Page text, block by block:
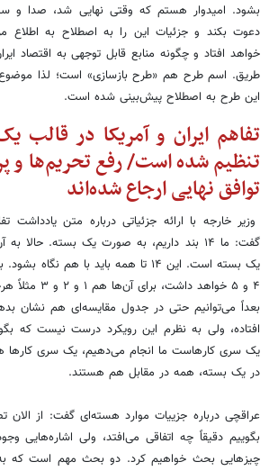
بشود. امیدوار هستم که وقتی نهایی شد، صدا و
دعوت بکند و جزئیات این را به اصطلاح به اطلاع
خواهد افتاد و چگونه منابع قابل توجهی به اقتصاد
طریق. اسم طرح هم «طرح بازسازی» است؛ لذا
این طرح به اصطلاح پیش‌بینی شده است.
تنظیم شده است/ رفع تحریم‌ها و
توافق نهایی ارجاع شده‌اند
وزیر خارجه با ارائه جزئیاتی درباره متن یادداشت
گفت: ما ۱۴ بند داریم، به صورت یک بسته.
۴ و ۵ خواهد
بعداً می‌توانیم حتی در جدول مقایسه‌ای هم نشان
افتاده، ولی به نظرم این رویکرد درست نیست که
یک سری کارهاست ما انجام می‌دهیم، یک سری کارها
در یک بسته، همه در مقابل هم هستند.
عراقچی درباره جزییات موارد هسته‌ای گفت: از الان
بگوییم دقیقاً چه اتفاقی می‌افتد، ولی اشاره‌هایی
چیزهایی بحث خواهیم کرد. دو بحث مهم است که به